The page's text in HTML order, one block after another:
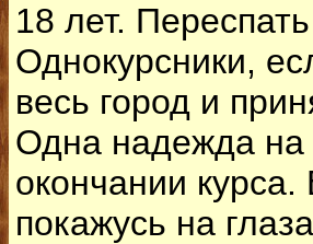
18 лет.
Однокурсники,
весь город и
Одна надежда на
окончании
покажусь на